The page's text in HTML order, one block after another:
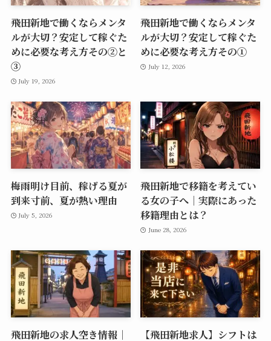
飛田新地で働くならメンタ
ルが大切？安定して稼ぐた
めに必要な考え方その②と
➂
July 19, 2026
飛田新地で働くならメンタ
ルが大切？安定して稼ぐた
めに必要な考え方その①
July 12, 2026
梅雨明け目前、稼げる夏が
到来寸前、夏が熱い理由
July 5, 2026
飛田新地で移籍を考えてい
る女の子へ｜実際にあった
移籍理由とは？
June 28, 2026
飛田新地の求人空き情報｜ 【飛田新地求人】シフトは